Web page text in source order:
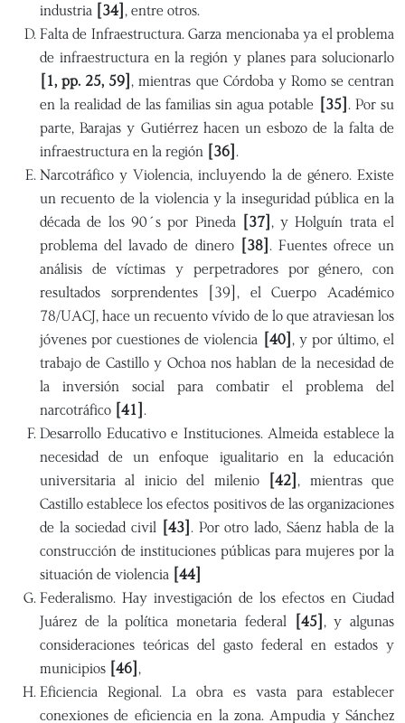
industria [34] , entre otros.
Falta de Infraestructura. Garza mencionaba ya el problema
de infraestructura en la región y planes para solucionarlo
[1, pp. 25, 59], mientras que Córdoba y Romo se centran
en la realidad de las familias sin agua potable
[35] . Por su
parte, Barajas y Gutiérrez hacen un esbozo de la falta de
infraestructura en la región [36] .
Narcotráfico y Violencia, incluyendo la de género. Existe
un recuento de la violencia y la inseguridad pública en la
década de los 90´s por Pineda
[37] , y Holguín trata el
problema del lavado de dinero
[38] . Fuentes ofrece un
análisis de víctimas y perpetradores por género, con
resultados sorprendentes [39], el Cuerpo Académico
78/UACJ, hace un recuento vívido de lo que atraviesan los
jóvenes por cuestiones de violencia
[40] , y por último, el
trabajo de Castillo y Ochoa nos hablan de la necesidad de
la inversión social para combatir el problema del
narcotráfico [41] .
Desarrollo Educativo e Instituciones. Almeida establece la
necesidad de un enfoque igualitario en la educación
universitaria al inicio del milenio
[42], mientras que
Castillo establece los efectos positivos de las organizaciones
de la sociedad civil
[43] . Por otro lado, Sáenz habla de la
construcción de instituciones públicas para mujeres por la
situación de violencia [44]
Federalismo. Hay investigación de los efectos en Ciudad
Juárez de la política monetaria federal
[45] , y algunas
consideraciones teóricas del gasto federal en estados y
municipios [46] ,
Eficiencia Regional. La obra es vasta para establecer
conexiones de eficiencia en la zona. Ampudia y Sánchez